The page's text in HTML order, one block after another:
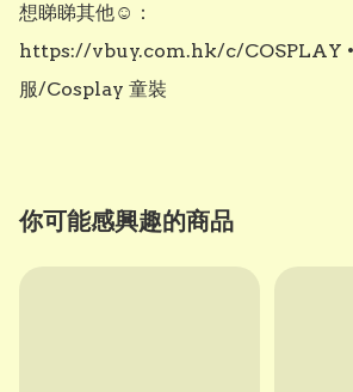
想睇睇其他☺️：
https://vbuy.com.hk/c/COSPLAY •
服/Cosplay 童裝
你可能感興趣的商品